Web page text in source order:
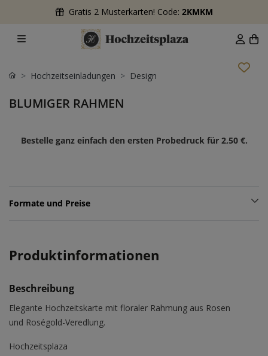
Gratis 2 Musterkarten! Code: 2KMKM
Hochzeitseinladungen Design
BLUMIGER RAHMEN
Bestelle ganz einfach den ersten Probedruck für 2,50 €.
Formate und Preise
Produktinformationen
Beschreibung
Elegante Hochzeitskarte mit floraler Rahmung aus Rosen
und Roségold-Veredlung.
Hochzeitsplaza